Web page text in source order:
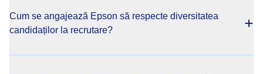
Cum se angajează Epson să respecte diversitatea
candidaților la recrutare?